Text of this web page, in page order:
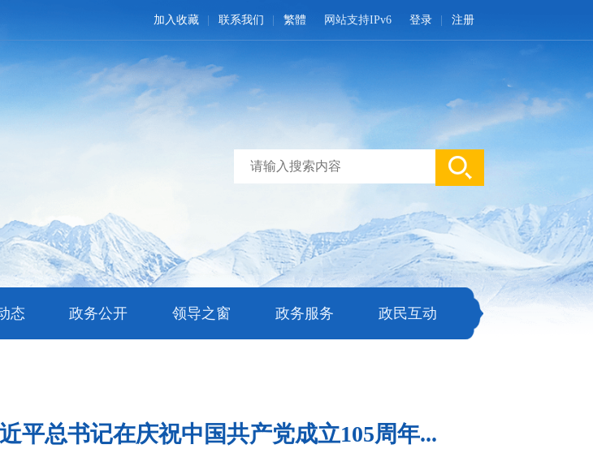
登录 注册
网站支持IPv6
加入收藏 联系我们 繁體
态 政务公开 领导之窗 政务服务 政民互动
总书记在庆祝中国共产党成立105周年...